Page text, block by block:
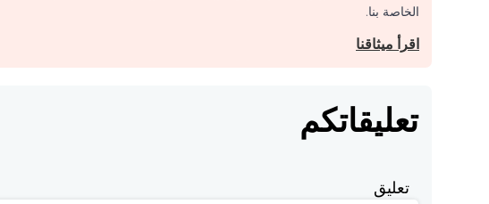
الخاصة بنا.
اقرأ ميثاقنا
تعليقاتكم
تعليق